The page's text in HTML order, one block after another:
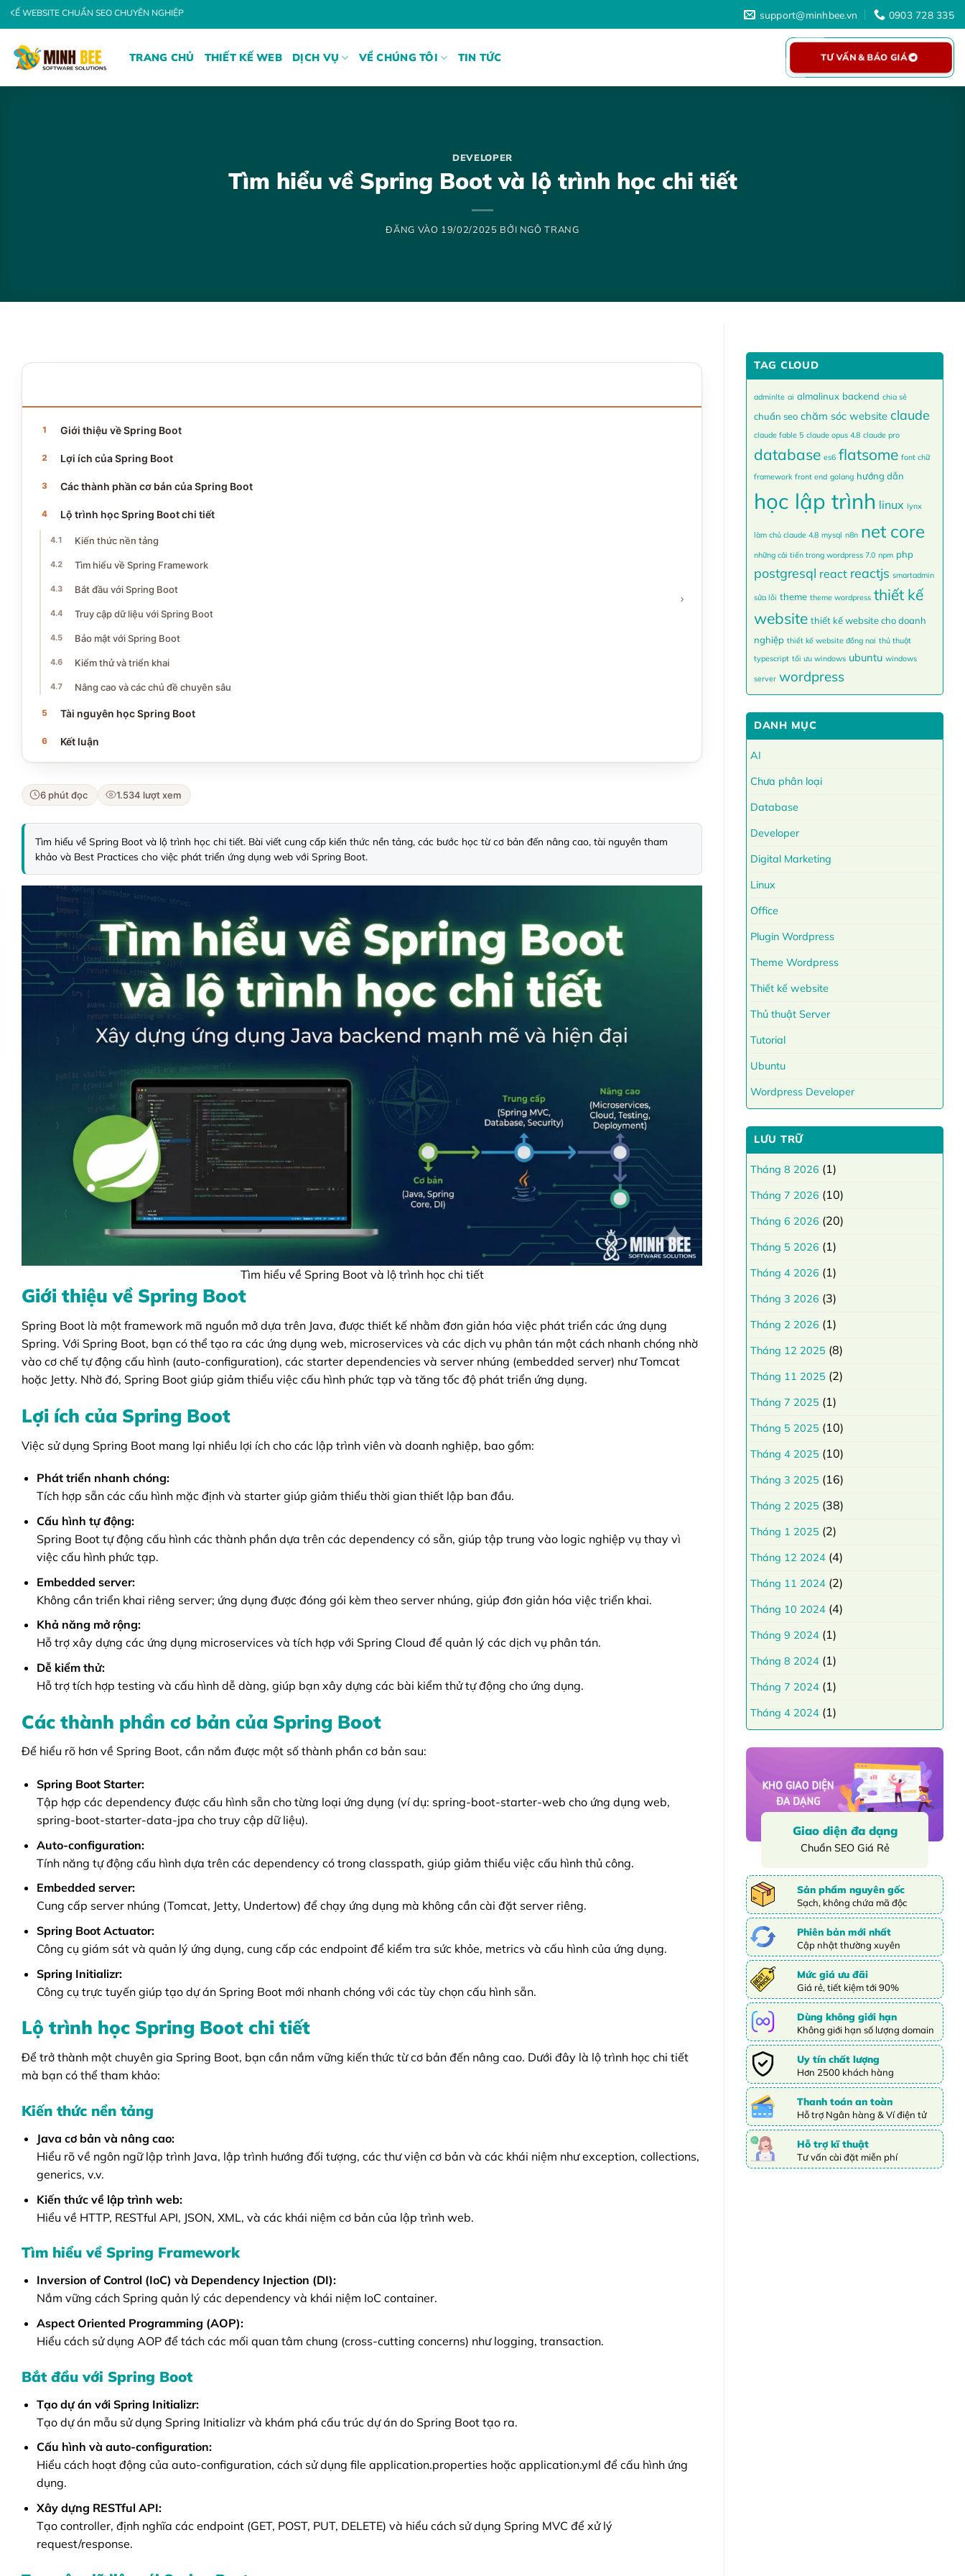
Bỏ
qua
dung
SEO CHUYÊN NGHIỆP support@minhbee.vn 0903 728 335
TRANG CHỦ THIẾT KẾ WEB DỊCH VỤ VỀ CHÚNG TÔI TIN TỨC TƯ VẤN & BÁO GIÁ
DEVELOPER
Tìm hiểu về Spring Boot và lộ trình học chi tiết
ĐĂNG VÀO 19/02/2025 BỞI NGÔ TRANG
Giới thiệu về Spring Boot
Lợi ích của Spring Boot
Các thành phần cơ bản của Spring Boot
Lộ trình học Spring Boot chi tiết
Kiến thức nền tảng
Tìm hiểu về Spring Framework
Bắt đầu với Spring Boot
Truy cập dữ liệu với Spring Boot
Bảo mật với Spring Boot
Kiểm thử và triển khai
Nâng cao và các chủ đề chuyên sâu
Tài nguyên học Spring Boot
Kết luận
6 phút đọc 1.534 lượt xem
Tìm hiểu về Spring Boot và lộ trình học chi tiết. Bài viết cung cấp kiến thức nền tảng, các bước học từ cơ bản đến nâng cao, tài nguyên tham
khảo và Best Practices cho việc phát triển ứng dụng web với Spring Boot.
Tìm hiểu về Spring Boot và lộ trình học chi tiết
Giới thiệu về Spring Boot
Spring Boot là một framework mã nguồn mở dựa trên Java, được thiết kế nhằm đơn giản hóa việc phát triển các ứng dụng
Spring. Với Spring Boot, bạn có thể tạo ra các ứng dụng web, microservices và các dịch vụ phân tán một cách nhanh chóng nhờ
vào cơ chế tự động cấu hình (auto-configuration), các starter dependencies và server nhúng (embedded server) như Tomcat
hoặc Jetty. Nhờ đó, Spring Boot giúp giảm thiểu việc cấu hình phức tạp và tăng tốc độ phát triển ứng dụng.
Lợi ích của Spring Boot
Việc sử dụng Spring Boot mang lại nhiều lợi ích cho các lập trình viên và doanh nghiệp, bao gồm:
Phát triển nhanh chóng:
Tích hợp sẵn các cấu hình mặc định và starter giúp giảm thiểu thời gian thiết lập ban đầu.
Cấu hình tự động:
Spring Boot tự động cấu hình các thành phần dựa trên các dependency có sẵn, giúp tập trung vào logic nghiệp vụ thay vì
việc cấu hình phức tạp.
Embedded server:
Không cần triển khai riêng server; ứng dụng được đóng gói kèm theo server nhúng, giúp đơn giản hóa việc triển khai.
Khả năng mở rộng:
Hỗ trợ xây dựng các ứng dụng microservices và tích hợp với Spring Cloud để quản lý các dịch vụ phân tán.
Dễ kiểm thử:
Hỗ trợ tích hợp testing và cấu hình dễ dàng, giúp bạn xây dựng các bài kiểm thử tự động cho ứng dụng.
Các thành phần cơ bản của Spring Boot
Để hiểu rõ hơn về Spring Boot, cần nắm được một số thành phần cơ bản sau:
Spring Boot Starter:
Tập hợp các dependency được cấu hình sẵn cho từng loại ứng dụng (ví dụ: spring-boot-starter-web cho ứng dụng web,
spring-boot-starter-data-jpa cho truy cập dữ liệu).
Auto-configuration:
Tính năng tự động cấu hình dựa trên các dependency có trong classpath, giúp giảm thiểu việc cấu hình thủ công.
Embedded server:
Cung cấp server nhúng (Tomcat, Jetty, Undertow) để chạy ứng dụng mà không cần cài đặt server riêng.
Spring Boot Actuator:
Công cụ giám sát và quản lý ứng dụng, cung cấp các endpoint để kiểm tra sức khỏe, metrics và cấu hình của ứng dụng.
Spring Initializr:
Công cụ trực tuyến giúp tạo dự án Spring Boot mới nhanh chóng với các tùy chọn cấu hình sẵn.
Lộ trình học Spring Boot chi tiết
Để trở thành một chuyên gia Spring Boot, bạn cần nắm vững kiến thức từ cơ bản đến nâng cao. Dưới đây là lộ trình học chi tiết
mà bạn có thể tham khảo:
Kiến thức nền tảng
Java cơ bản và nâng cao:
Hiểu rõ về ngôn ngữ lập trình Java, lập trình hướng đối tượng, các thư viện cơ bản và các khái niệm như exception, collections,
generics, v.v.
Kiến thức về lập trình web:
Hiểu về HTTP, RESTful API, JSON, XML, và các khái niệm cơ bản của lập trình web.
Tìm hiểu về Spring Framework
Inversion of Control (IoC) và Dependency Injection (DI):
Nắm vững cách Spring quản lý các dependency và khái niệm IoC container.
Aspect Oriented Programming (AOP):
Hiểu cách sử dụng AOP để tách các mối quan tâm chung (cross-cutting concerns) như logging, transaction.
Bắt đầu với Spring Boot
Tạo dự án với Spring Initializr:
Tạo dự án mẫu sử dụng Spring Initializr và khám phá cấu trúc dự án do Spring Boot tạo ra.
Cấu hình và auto-configuration:
Hiểu cách hoạt động của auto-configuration, cách sử dụng file application.properties hoặc application.yml để cấu hình ứng
dụng.
Xây dựng RESTful API:
Tạo controller, định nghĩa các endpoint (GET, POST, PUT, DELETE) và hiểu cách sử dụng Spring MVC để xử lý
request/response.
TAG CLOUD
adminlte ai almalinux backend chia sẻ
chuẩn seo chăm sóc website claude
claude fable 5 claude opus 4.8 claude pro
database es6 flatsome font chữ
framework front end golang hướng dẫn
học lập trình linux lynx
làm chủ claude 4.8 mysql n8n net core
những cải tiến trong wordpress 7.0 npm php
postgresql react reactjs smartadmin
sửa lỗi theme theme wordpress thiết kế
website thiết kế website cho doanh
nghiệp thiết kế website đồng nai thủ thuật
typescript tối ưu windows ubuntu windows
server wordpress
DANH MỤC
AI
Chưa phân loại
Database
Developer
Digital Marketing
Linux
Office
Plugin Wordpress
Theme Wordpress
Thiết kế website
Thủ thuật Server
Tutorial
Ubuntu
Wordpress Developer
LƯU TRỮ
Tháng 8 2026 (1)
Tháng 7 2026 (10)
Tháng 6 2026 (20)
Tháng 5 2026 (1)
Tháng 4 2026 (1)
Tháng 3 2026 (3)
Tháng 2 2026 (1)
Tháng 12 2025 (8)
Tháng 11 2025 (2)
Tháng 7 2025 (1)
Tháng 5 2025 (10)
Tháng 4 2025 (10)
Tháng 3 2025 (16)
Tháng 2 2025 (38)
Tháng 1 2025 (2)
Tháng 12 2024 (4)
Tháng 11 2024 (2)
Tháng 10 2024 (4)
Tháng 9 2024 (1)
Tháng 8 2024 (1)
Tháng 7 2024 (1)
Tháng 4 2024 (1)
Giao diện đa dạng
Chuẩn SEO Giá Rẻ
Sản phẩm nguyên gốc
Sạch, không chứa mã độc
Phiên bản mới nhất
Cập nhật thường xuyên
Mức giá ưu đãi
Giá rẻ, tiết kiệm tới 90%
Dùng không giới hạn
Không giới hạn số lượng domain
Uy tín chất lượng
Hơn 2500 khách hàng
Thanh toán an toàn
Hỗ trợ Ngân hàng & Ví điện tử
Hỗ trợ kĩ thuật
Tư vấn cài đặt miễn phí